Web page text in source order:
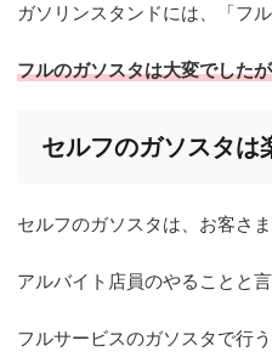
ガソリンスタンドには、「フ
フルのガソスタは大変でした
セルフのガソスタは
セルフのガソスタは、お客さ
アルバイト店員のやることと
フルサービスのガソスタで行